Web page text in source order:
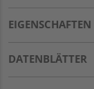
EIGENSCHAFTEN
DATENBLÄTTER